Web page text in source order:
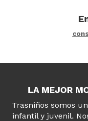
LA MEJOR
Trasniños somos
infantil y juvenil.